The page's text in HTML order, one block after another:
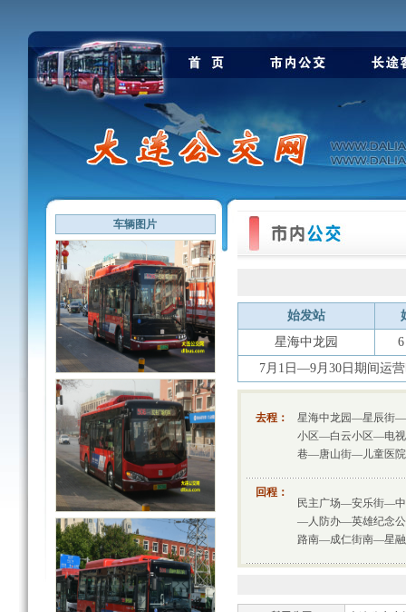
车辆图片
始发站
星海中龙园
7月1日—9月30日期间运
去程：
星海中龙园—星辰街
小区—白云小区—电
巷—唐山街—儿童医
回程：
民主广场—安乐街—
—人防办—英雄纪念
路南—成仁街南—星